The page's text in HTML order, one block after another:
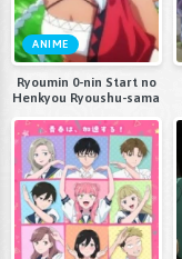
ANIME
Ryoumin 0-nin Start no
Henkyou Ryoushu-sama